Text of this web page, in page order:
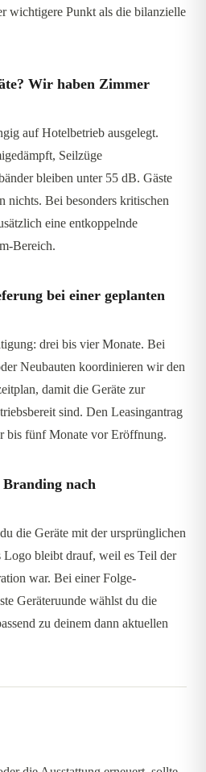
wichtigere Punkt als die bilanzielle
Wir haben Zimmer
auf Hotelbetrieb ausgelegt.
Seilzüge
bleiben unter 55 dB. Gäste
nichts. Bei besonders kritischen
eine entkoppelnde
Bereich.
bei einer geplanten
drei bis vier Monate. Bei
Neubauten koordinieren wir den
damit die Geräte zur
sind. Den Leasingantrag
bis fünf Monate vor Eröffnung.
nach
die Geräte mit der ursprünglichen
bleibt drauf, weil es Teil der
war. Bei einer Folge-
Geräteruunde wählst du die
zu deinem dann aktuellen